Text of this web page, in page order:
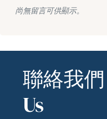
尚無留言可供顯示。
聯絡我
Us